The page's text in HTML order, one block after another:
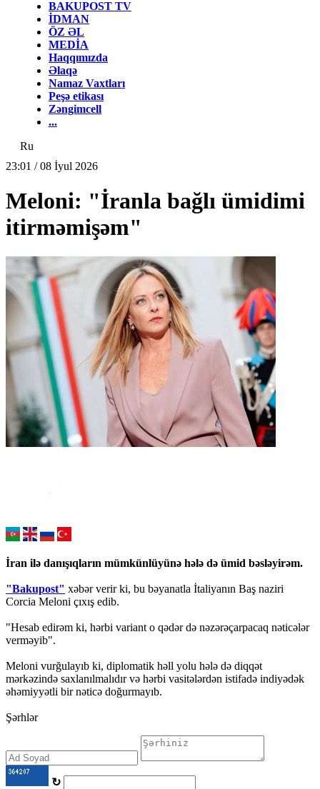
BAKUPOST TV
İDMAN
ÖZ ƏL
MEDİA
Haqqımızda
Əlaqə
Namaz Vaxtları
Peşə etikası
Zəngimcell
...
Ru
23:01 / 08 İyul 2026
Meloni: "İranla bağlı ümidimi
itirməmişəm"
İran ilə danışıqların mümkünlüyünə hələ də ümid bəsləyirəm.
"Bakupost" xəbər verir ki, bu bəyanatla İtaliyanın Baş naziri
Corcia Meloni çıxış edib.
"Hesab edirəm ki, hərbi variant o qədər də nəzərəçarpacaq nəticələr
verməyib".
Meloni vurğulayıb ki, diplomatik həll yolu hələ də diqqət
mərkəzində saxlanılmalıdır və hərbi vasitələrdən istifadə indiyədək
əhəmiyyətli bir nəticə doğurmayıb.
Şərhlər
↻